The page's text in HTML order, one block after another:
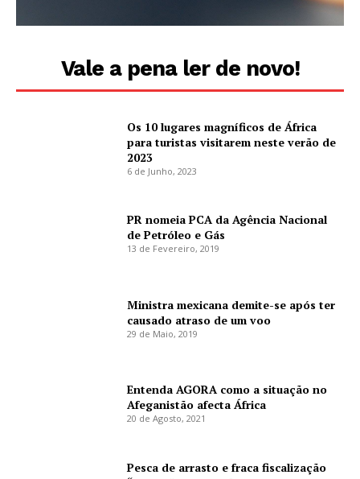
Vale a pena ler de novo!
Os 10 lugares magníficos de África
para turistas visitarem neste verão de
2023
6 de Junho, 2023
PR nomeia PCA da Agência Nacional
de Petróleo e Gás
13 de Fevereiro, 2019
Ministra mexicana demite-se após ter
causado atraso de um voo
29 de Maio, 2019
Entenda AGORA como a situação no
Afeganistão afecta África
20 de Agosto, 2021
Pesca de arrasto e fraca fiscalização